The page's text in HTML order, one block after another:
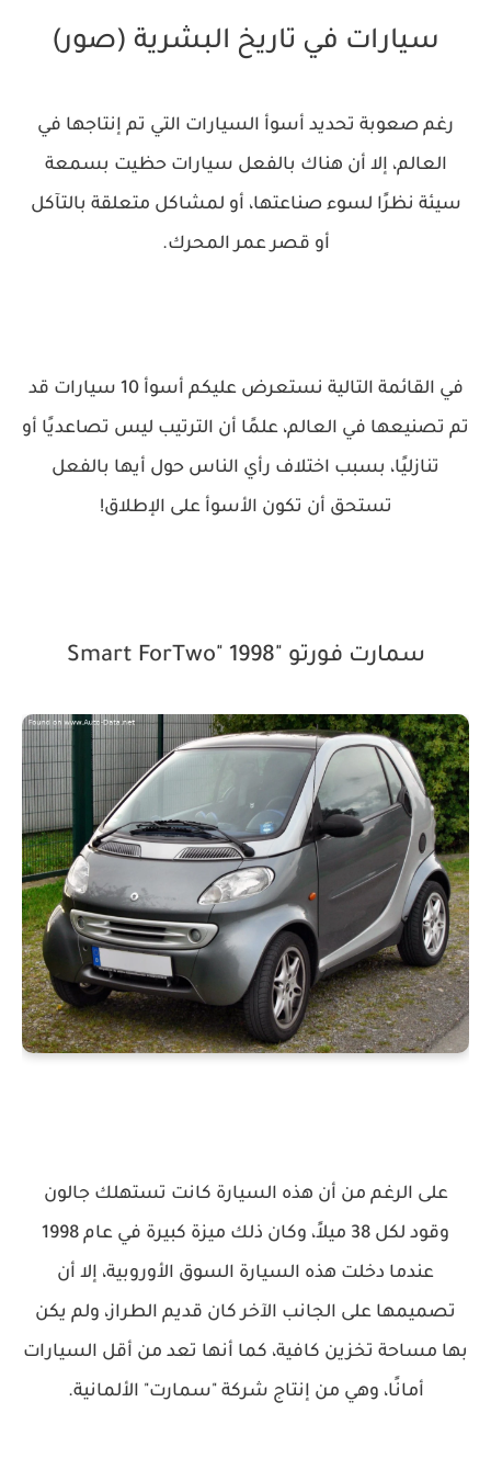
سيارات في تاريخ البشرية (صور)
رغم صعوبة تحديد أسوأ السيارات التي تم إنتاجها في
العالم، إلا أن هناك بالفعل سيارات حظيت بسمعة
سيئة نظرًا لسوء صناعتها، أو لمشاكل متعلقة بالتآكل
أو قصر عمر المحرك.
في القائمة التالية نستعرض عليكم أسوأ 10 سيارات قد
تم تصنيعها في العالم، علمًا أن الترتيب ليس تصاعديًا أو
تنازليًا، بسبب اختلاف رأي الناس حول أيها بالفعل
تستحق أن تكون الأسوأ على الإطلاق!
سمارت فورتو "Smart ForTwo" 1998
على الرغم من أن هذه السيارة كانت تستهلك جالون
وقود لكل 38 ميلاً، وكان ذلك ميزة كبيرة في عام 1998
عندما دخلت هذه السيارة السوق الأوروبية، إلا أن
تصميمها على الجانب الآخر كان قديم الطراز، ولم يكن
بها مساحة تخزين كافية، كما أنها تعد من أقل السيارات
أمانًا، وهي من إنتاج شركة "سمارت" الألمانية.